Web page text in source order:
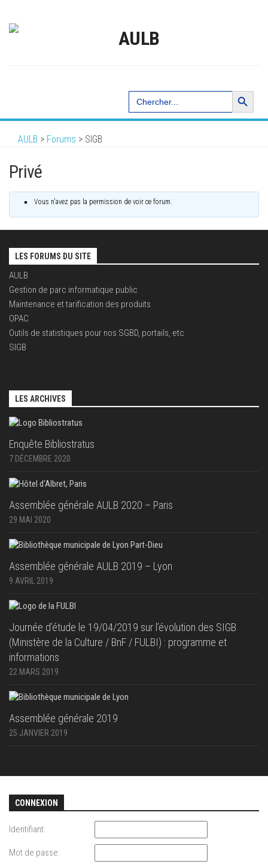
Search
for:
Search Button
AULB > Forums > SIGB
Privé
Vous n'avez pas la permission de voir ce forum.
LES FORUMS DU SITE
AULB
Gestion de parc informatique public
Maintenance et tarification des produits
OPAC
Outils de statistiques pour nos SGBD, portails, etc
SIGB
LES ARCHIVES
Enquête Bibliostratus
7 DÉCEMBRE 2020
Assemblée générale AULB 2020 – Paris
29 MAI 2020
Assemblée générale AULB 2019 – Lyon
9 AVRIL 2019
Journée d’étude le 19/04/2019 sur l’évolution des SIGB
(Ministère de la Culture / BnF / FULBI) : programme et
informations
22 MARS 2019
Assemblée générale 2019
25 JANVIER 2019
CONNEXION
Identifiant:
Mot de passe: